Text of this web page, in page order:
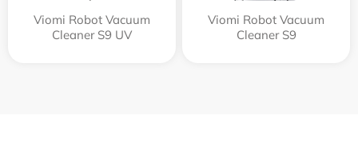
Viomi Robot Vacuum
Cleaner S9 UV
Viomi Robot Vacuum
Cleaner S9